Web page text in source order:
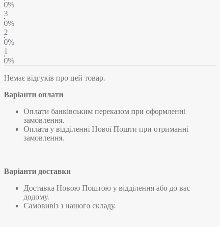
0%
3
0%
2
0%
1
0%
Немає відгуків про цей товар.
Варіанти оплати
Оплати банківським переказом при оформленні
замовлення.
Оплата у відділенні Нової Пошти при отриманні
замовлення.
Варіанти доставки
Доставка Новою Поштою у відділення або до вас
додому.
Самовивіз з нашого складу.